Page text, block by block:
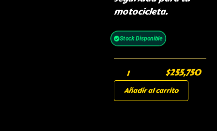
motocicleta.
Stock Disponible
$255,750
Añadir al carrito